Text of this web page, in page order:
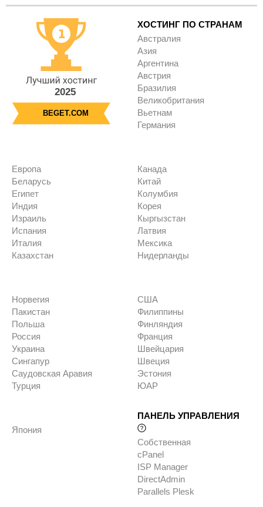
2025
BEGET.COM
ХОСТИНГ ПО СТРАНАМ
Австралия
Азия
Аргентина
Австрия
Бразилия
Великобритания
Вьетнам
Германия
Европа
Беларусь
Египет
Индия
Израиль
Испания
Италия
Казахстан
Канада
Китай
Колумбия
Корея
Кыргызстан
Латвия
Мексика
Нидерланды
Норвегия
Пакистан
Польша
Россия
Украина
Сингапур
Саудовская Аравия
Турция
США
Филиппины
Финляндия
Франция
Швейцария
Швеция
Эстония
ЮАР
Япония
ПАНЕЛЬ УПРАВЛЕНИЯ
Собственная
cPanel
ISP Manager
DirectAdmin
Parallels Plesk